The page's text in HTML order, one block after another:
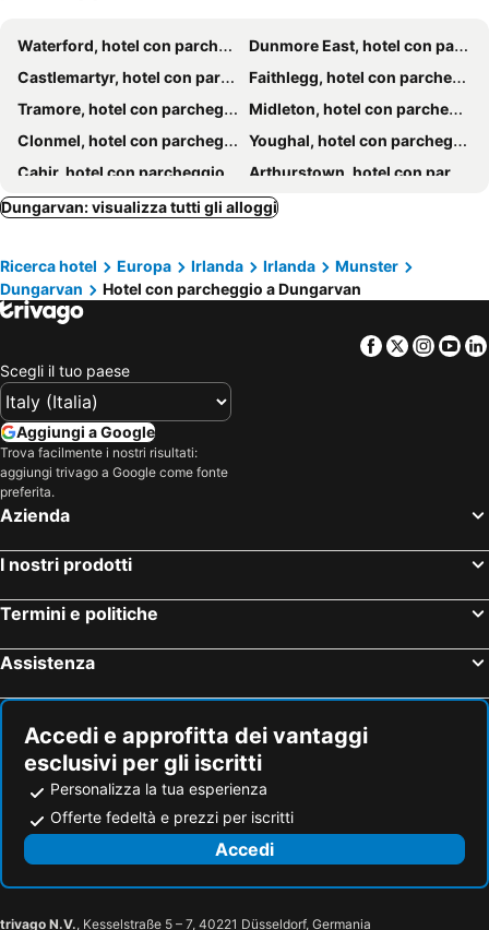
Waterford, hotel con parcheggio
Dunmore East, hotel con parcheggio
Castlemartyr, hotel con parcheggio
Faithlegg, hotel con parcheggio
Tramore, hotel con parcheggio
Midleton, hotel con parcheggio
Clonmel, hotel con parcheggio
Youghal, hotel con parcheggio
Cahir, hotel con parcheggio
Arthurstown, hotel con parcheggio
Fermoy, hotel con parcheggio Ardmore, hotel con parcheggio
Ballycotton, hotel con parcheggio
Cappoquin, hotel con parcheggio
Carrick-on-Suir, hotel con parcheggio
Shanagarry, hotel con parcheggio
Mitchelstown, hotel con parcheggio
Mooncoin, hotel con parcheggio
Bansha, hotel con parcheggio
Mullinavat, hotel con parcheggio
Dungarvan: visualizza tutti gli alloggi
Ricerca hotel Europa Irlanda Irlanda
Munster
Dungarvan
Hotel con parcheggio a Dungarvan
Facebook
Twitter
Scegli il tuo paese
Aggiungi a Google
Trova facilmente i nostri risultati:
aggiungi trivago a Google come fonte
preferita.
Azienda
I nostri prodotti
Termini e politiche
Assistenza
Accedi e approfitta dei vantaggi
esclusivi per gli iscritti
Personalizza la tua esperienza
Offerte fedeltà e prezzi per iscritti
Accedi
trivago N.V., Kesselstraße 5 – 7, 40221 Düsseldorf, Germania